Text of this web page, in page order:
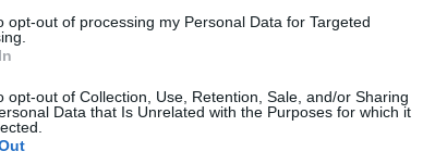
opt-out of processing my Personal Data for Targeted
opt-out of Collection, Use, Retention, Sale, and/or Sharing
Data that Is Unrelated with the Purposes for which it
Blunt e Stanley Tucci sono in trattative per
così talentuosi è una garanzia di qualità, e la
film un successo straordinario. Non
Feldman, due volti familiari che
che non parteciperà al sequel. Una